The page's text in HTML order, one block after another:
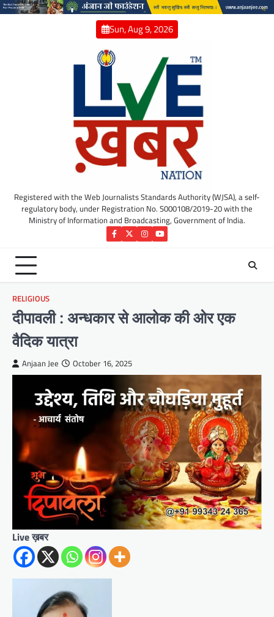
Skip
Sun, Aug 9, 2026
Registered with the Web Journalists Standards Authority (WJSA), a self-
regulatory body, under Registration No. S000108/2019-20 with the
Ministry of Information and Broadcasting, Government of India.
Facebook
TwitterInstagram
YouTube
RELIGIOUS
दीपावली : अन्धकार से आलोक की ओर एक
वैदिक यात्रा
Anjaan Jee October 16, 2025
Live ख़बर